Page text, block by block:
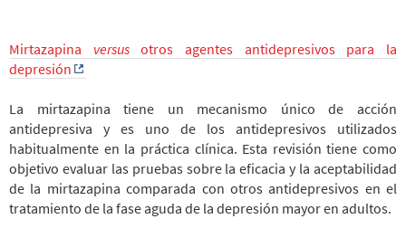
Mirtazapina versusotros agentes antidepresivos para la
depresión
La mirtazapina tiene un mecanismo único de acción
antidepresiva y es uno de los antidepresivos utilizados
habitualmente en la práctica clínica. Esta revisión tiene como
objetivo evaluar las pruebas sobre la eficacia y la aceptabilidad
de la mirtazapina comparada con otros antidepresivos en el
tratamiento de la fase aguda de la depresión mayor en adultos.